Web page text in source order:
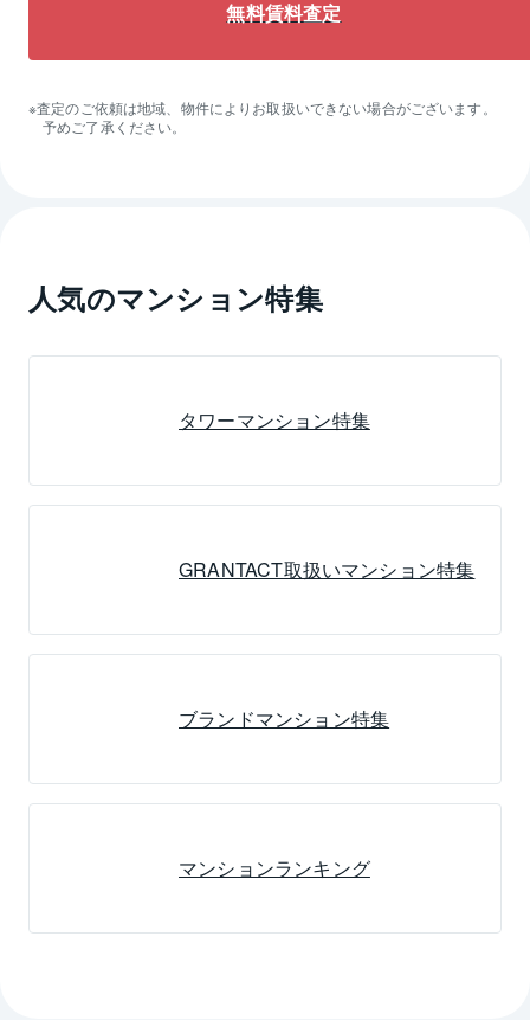
無料賃料査定
査定のご依頼は地域、物件によりお取扱いできない場合がございます。
予めご了承ください。
人気のマンション特集
タワーマンション特集
GRANTACT取扱いマンション特集
ブランドマンション特集
マンションランキング